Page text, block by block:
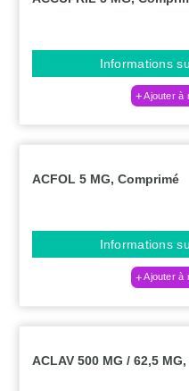
Informations
Ajouter à
ACFOL 5 MG, Comprimé
Informations
Ajouter à
ACLAV 500 MG / 62,5